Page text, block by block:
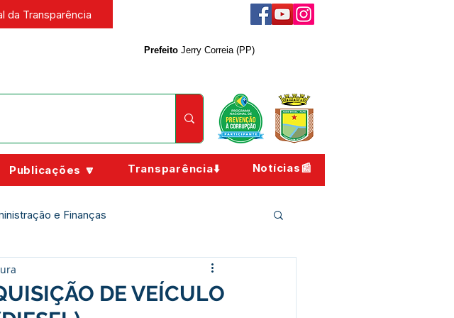
da Transparência
Prefeito Jerry Correia (PP)
Publicações 🔽 Transparência⬇️ Notícias📰
e Finanças
DE VEÍCULO